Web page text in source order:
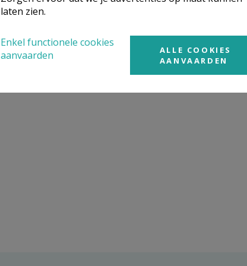
laten zien.
Enkel functionele cookies
aanvaarden
ALLE COOKIES
AANVAARDEN